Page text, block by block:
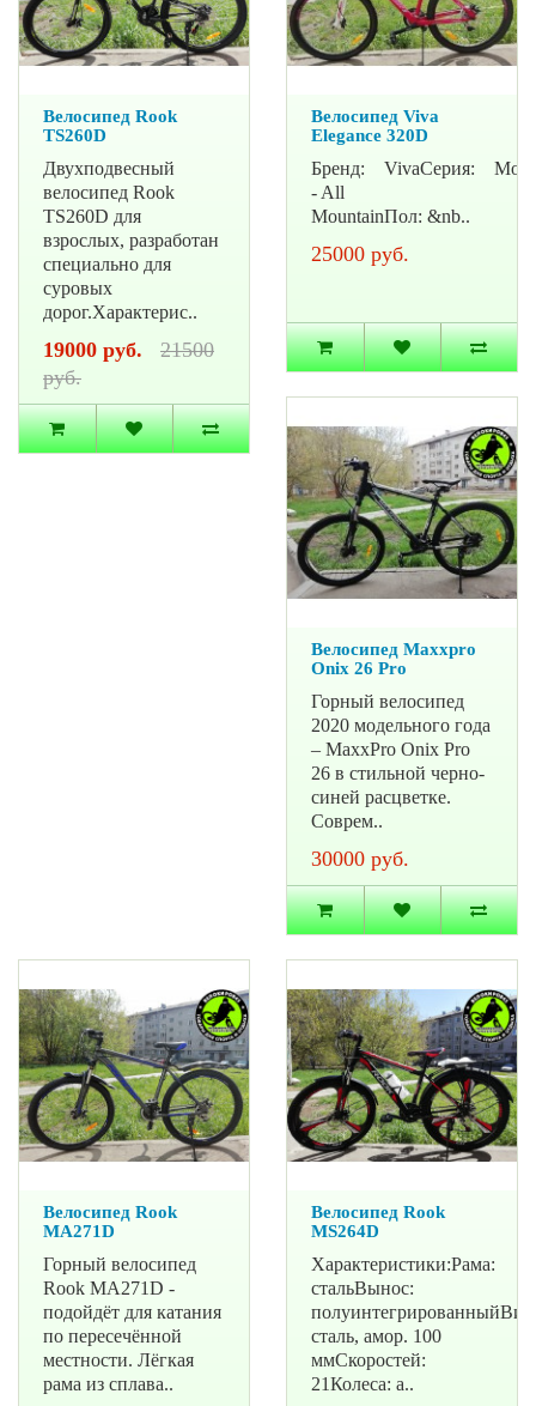
Велосипед Rook
TS260D
Двухподвесный
велосипед Rook
TS260D для
взрослых, разработан
специально для
суровых
дорог.Характерис..
19000 руб.
21500
руб.
Велосипед Viva
Elegance 320D
Бренд: VivaСерия:
- All
MountainПол: &nb..
25000 руб.
Велосипед Maxxpro
Onix 26 Pro
Горный велосипед
2020 модельного года
– MaxxPro Onix Pro
26 в стильной черно-
синей расцветке.
Соврем..
30000 руб.
Велосипед Rook
MA271D
Горный велосипед
Rook MA271D -
подойдёт для катания
по пересечённой
местности. Лёгкая
рама из сплава..
Велосипед Rook
MS264D
Характеристики:Рама:
стальВынос:
сталь, амор. 100
ммСкоростей:
21Колеса: а..